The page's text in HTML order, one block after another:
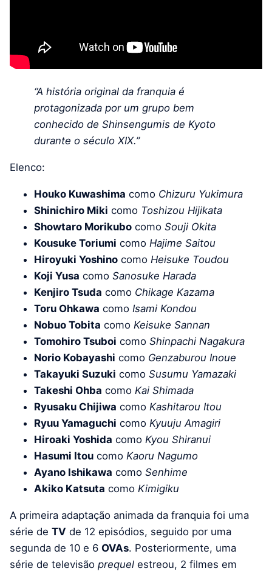
“A história original da franquia é
protagonizada por um grupo bem
conhecido de Shinsengumis de Kyoto
durante o século XIX.”
Elenco:
Houko Kuwashima como Chizuru Yukimura
Shinichiro Miki como Toshizou Hijikata
Showtaro Morikubo como Souji Okita
Kousuke Toriumi como Hajime Saitou
Hiroyuki Yoshino como Heisuke Toudou
Koji Yusa como Sanosuke Harada
Kenjiro Tsuda como Chikage Kazama
Toru Ohkawa como Isami Kondou
Nobuo Tobita como Keisuke Sannan
Tomohiro Tsuboi como Shinpachi Nagakura
Norio Kobayashi como Genzaburou Inoue
Takayuki Suzuki como Susumu Yamazaki
Takeshi Ohba como Kai Shimada
Ryusaku Chijiwa como Kashitarou Itou
Ryuu Yamaguchi como Kyuuju Amagiri
Hiroaki Yoshida como Kyou Shiranui
Hasumi Itou como Kaoru Nagumo
Ayano Ishikawa como Senhime
Akiko Katsuta como Kimigiku
A primeira adaptação animada da franquia foi uma
série de TV de 12 episódios, seguido por uma
segunda de 10 e 6 OVAs. Posteriormente, uma
série de televisão prequel estreou, 2 filmes em